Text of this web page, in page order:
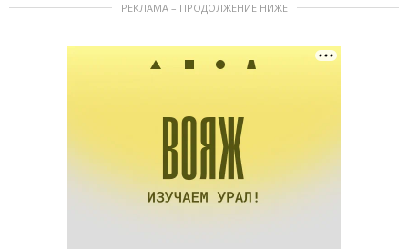
РЕКЛАМА – ПРОДОЛЖЕНИЕ НИЖЕ